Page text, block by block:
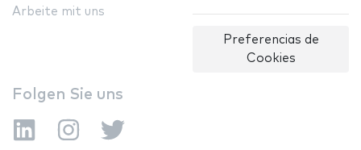
Arbeite mit uns
Preferencias de
Cookies
Folgen Sie uns